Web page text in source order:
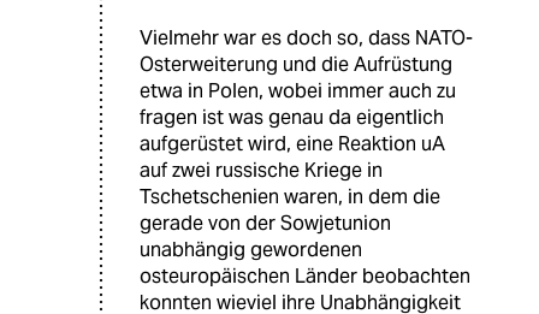
Vielmehr war es doch so, dass NATO-
Osterweiterung und die Aufrüstung
etwa in Polen, wobei immer auch zu
fragen ist was genau da eigentlich
aufgerüstet wird, eine Reaktion uA
auf zwei russische Kriege in
Tschetschenien waren, in dem die
gerade von der Sowjetunion
unabhängig gewordenen
osteuropäischen Länder beobachten
konnten wieviel ihre Unabhängigkeit